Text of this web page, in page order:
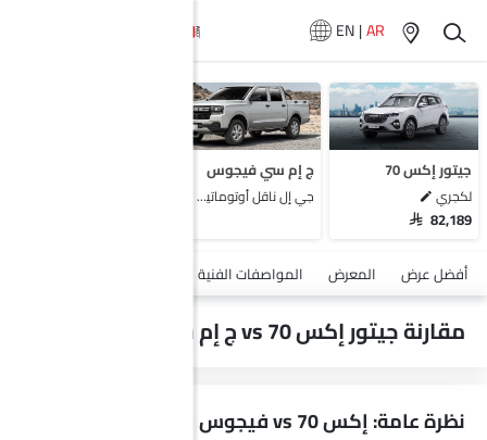
EN|AR
جيتور إكس 70
لكجري
SAR 82,189
ج إم سي فيجوس
جي إل ناقل أوتوماتيكي دفع ثنائي يورو 4
أفضل عرض المعرض المواصفات الفنية
مقارنة جيتور إكس 70 vs ج إم سي فيجوس
نظرة عامة: إكس 70 vs فيجوس